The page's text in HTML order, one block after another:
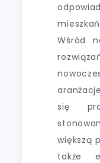
Wśród
się
większą
także